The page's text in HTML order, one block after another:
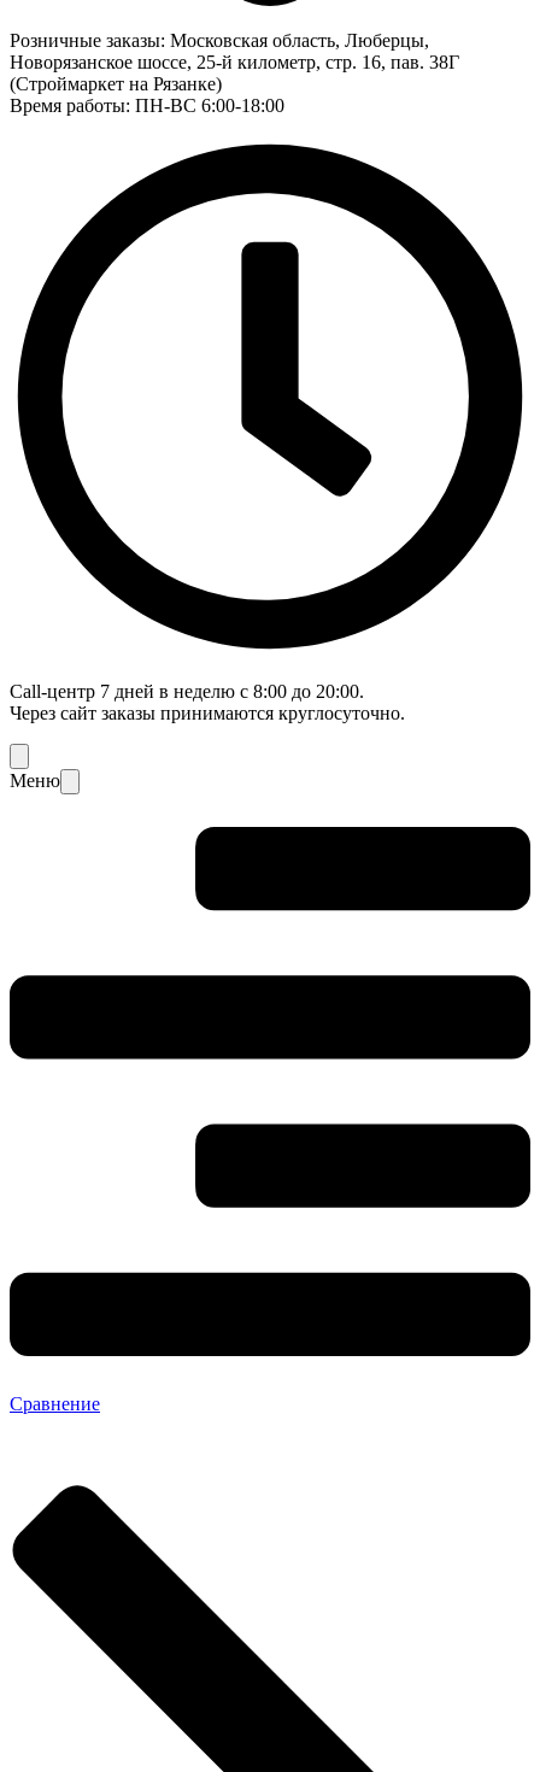
Розничные заказы: Московская область, Люберцы,
Новорязанское шоссе, 25-й километр, стр. 16, пав. 38Г
(Строймаркет на Рязанке)
Время работы: ПН-ВС 6:00-18:00
Call-центр 7 дней в неделю с 8:00 до 20:00.
Через сайт заказы принимаются круглосуточно.
Меню
Сравнение